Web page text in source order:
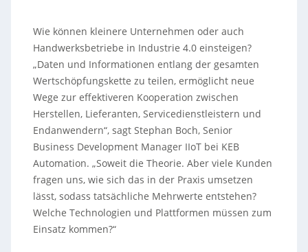
Wie können kleinere Unternehmen oder auch
Handwerksbetriebe in Industrie 4.0 einsteigen?
„Daten und Informationen entlang der gesamten
Wertschöpfungskette zu teilen, ermöglicht neue
Wege zur effektiveren Kooperation zwischen
Herstellen, Lieferanten, Servicedienstleistern und
Endanwendern“, sagt Stephan Boch, Senior
Business Development Manager IIoT bei KEB
Automation. „Soweit die Theorie. Aber viele Kunden
fragen uns, wie sich das in der Praxis umsetzen
lässt, sodass tatsächliche Mehrwerte entstehen?
Welche Technologien und Plattformen müssen zum
Einsatz kommen?“